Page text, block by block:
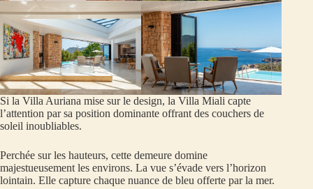
Si la Villa Auriana mise sur le design, la Villa Miali capte
l’attention par sa position dominante offrant des couchers de
soleil inoubliables.
Perchée sur les hauteurs, cette demeure domine
majestueusement les environs. La vue s’évade vers l’horizon
lointain. Elle capture chaque nuance de bleu offerte par la mer.